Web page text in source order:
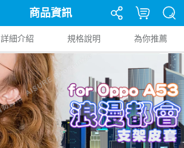
商品資訊
詳細介紹 規格說明 為你推薦